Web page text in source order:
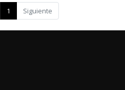
1 Siguiente